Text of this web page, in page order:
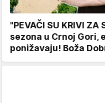
"PEVAČI SU KRIVI ZA
sezona u Crnoj Gori,
ponižavaju! Boža